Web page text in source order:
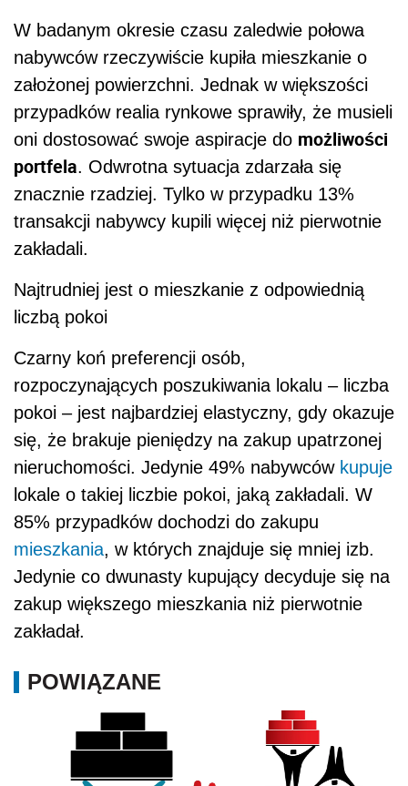
W badanym okresie czasu zaledwie połowa
nabywców rzeczywiście kupiła mieszkanie o
założonej powierzchni. Jednak w większości
przypadków realia rynkowe sprawiły, że musieli
oni dostosować swoje aspiracje do możliwości
portfela. Odwrotna sytuacja zdarzała się
znacznie rzadziej. Tylko w przypadku 13%
transakcji nabywcy kupili więcej niż pierwotnie
zakładali.
Najtrudniej jest o mieszkanie z odpowiednią
liczbą pokoi
Czarny koń preferencji osób,
rozpoczynających poszukiwania lokalu – liczba
pokoi – jest najbardziej elastyczny, gdy okazuje
się, że brakuje pieniędzy na zakup upatrzonej
nieruchomości. Jedynie 49% nabywców kupuje
lokale o takiej liczbie pokoi, jaką zakładali. W
85% przypadków dochodzi do zakupu
mieszkania, w których znajduje się mniej izb.
Jedynie co dwunasty kupujący decyduje się na
zakup większego mieszkania niż pierwotnie
zakładał.
POWIĄZANE